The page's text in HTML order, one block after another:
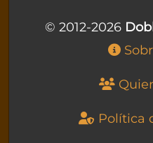
© 2012-2026
Política